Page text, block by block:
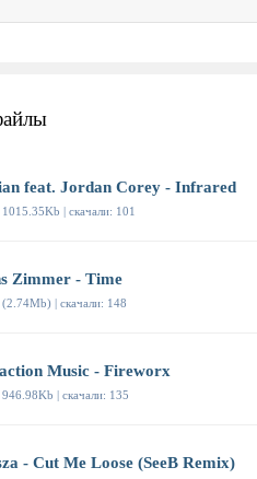
feat. Jordan Corey - Infrared
| 1015.35Kb | скачали: 101
Zimmer - Time
| (2.74Mb) | скачали: 148
Music - Fireworx
| 946.98Kb | скачали: 135
- Cut Me Loose (SeeB Remix)